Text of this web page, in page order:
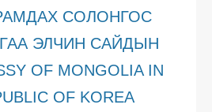
СОЛОНГОС
ЭЛЧИН САЙДЫН
OF MONGOLIA IN
OF KOREA